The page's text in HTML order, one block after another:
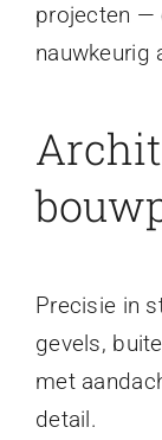
projecten —
nauwkeurig
Precisie in
gevels,
met
detail.